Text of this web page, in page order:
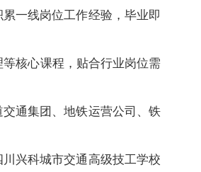
一线岗位工作经验，毕业即
核心课程，贴合行业岗位需
通集团、地铁运营公司、铁
兴科城市交通高级技工学校